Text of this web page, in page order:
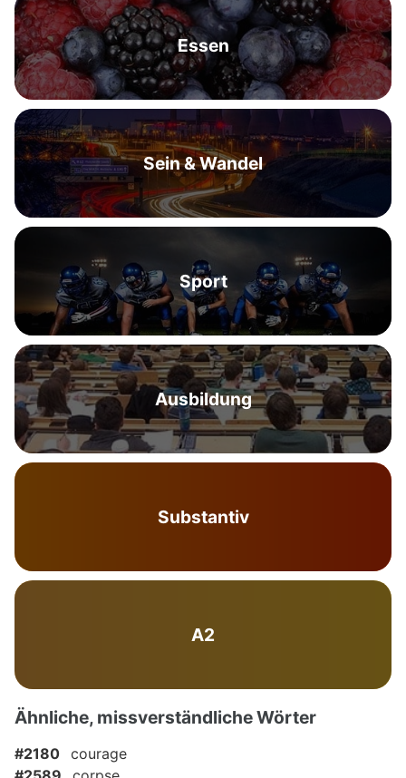
Essen
Sein & Wandel
Sport
Ausbildung
Substantiv
A2
Ähnliche, missverständliche Wörter
#2180 courage